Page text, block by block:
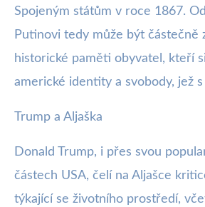
Spojeným státům v roce 1867.
Putinovi tedy může být částečně
historické paměti obyvatel, kteří
americké identity a svobody, jež
Trump a Aljaška
Donald Trump, i přes svou
částech USA, čelí na Aljašce
týkající se životního prostředí,